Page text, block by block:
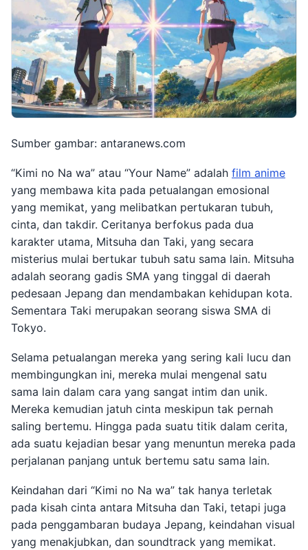
Sumber gambar: antaranews.com
“Kimi no Na wa” atau “Your Name” adalah film anime
yang membawa kita pada petualangan emosional
yang memikat, yang melibatkan pertukaran tubuh,
cinta, dan takdir. Ceritanya berfokus pada dua
karakter utama, Mitsuha dan Taki, yang secara
misterius mulai bertukar tubuh satu sama lain. Mitsuha
adalah seorang gadis SMA yang tinggal di daerah
pedesaan Jepang dan mendambakan kehidupan kota.
Sementara Taki merupakan seorang siswa SMA di
Tokyo.
Selama petualangan mereka yang sering kali lucu dan
membingungkan ini, mereka mulai mengenal satu
sama lain dalam cara yang sangat intim dan unik.
Mereka kemudian jatuh cinta meskipun tak pernah
saling bertemu. Hingga pada suatu titik dalam cerita,
ada suatu kejadian besar yang menuntun mereka pada
perjalanan panjang untuk bertemu satu sama lain.
Keindahan dari “Kimi no Na wa” tak hanya terletak
pada kisah cinta antara Mitsuha dan Taki, tetapi juga
pada penggambaran budaya Jepang, keindahan visual
yang menakjubkan, dan soundtrack yang memikat.